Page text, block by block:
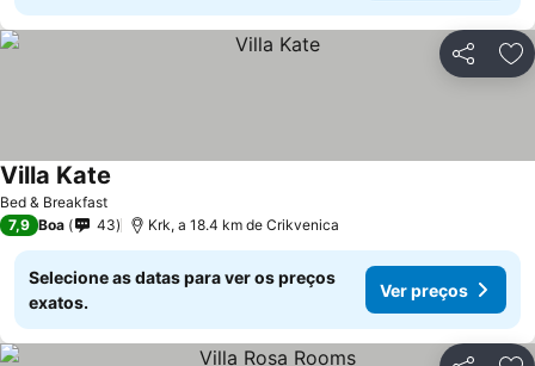
Partilhar
Bed & Breakfast
Villa Kate
7,9 Boa 43 Krk, a 18.4 km de Crikvenica
Selecione as datas para ver os preços
exatos.
Ver preços